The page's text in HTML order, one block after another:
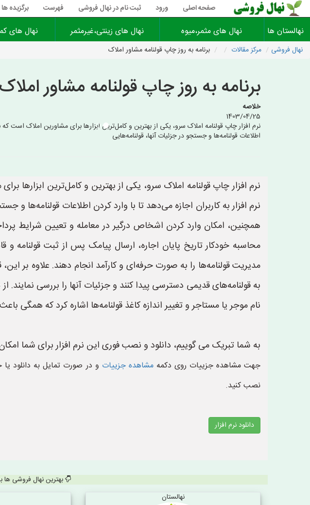
صفحه اصلی ورود ثبت نام در نهال فروشی فهرست برگزیده ها
نهالستان ها نهال های مثمر،میوه نهال های زینتی،غیرمثمر نهال های
نهال فروشی مرکز مقالات برنامه به روز چاپ قولنامه مشاور املاک
برنامه به روز چاپ قولنامه مشاور املاک
خلاصه
1403/04/25
نرم افزار چاپ قولنامه املاک سرو، یکی از بهترین و کامل‌ترین ابزارها برای مشاورین املاک
اطلاعات قولنامه‌ها و جستجو در جزئیات آنها، قولنامه‌هایی
نرم افزار چاپ قولنامه املاک سرو، یکی از بهترین و کامل‌ترین
نرم افزار به کاربران اجازه می‌دهد تا با وارد کردن اطلاعات قولنامه‌ها و
همچنین، امکان وارد کردن اشخاص درگیر در معامله و تعیین شرایط
محاسبه خودکار تاریخ پایان اجاره، ارسال پیامک پس از ثبت قولنامه و
مدیریت قولنامه‌ها را به صورت حرفه‌ای و کارآمد انجام دهند. علاوه بر
به قولنامه‌های قدیمی دسترسی پیدا کنند و جزئیات آنها را بررسی
نام موجر یا مستاجر و تغییر اندازه کاغذ قولنامه‌ها اشاره کرد که همگی
به شما تبریک می گوییم، دانلود و نصب فوری این نرم افزار برای شما
جهت مشاهده جزییات روی دکمهمشاهده جزییات و در صورت تمایل به دانلود یا
نصب کنید.
دانلود نرم افزار
بهترین نهال فروشی
نهالستان